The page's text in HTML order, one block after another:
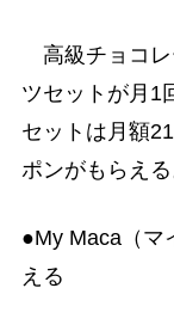
高級チョコレ
ツセットが月1
セットは月額
ポンがもらえる
●My Maca（マ
える